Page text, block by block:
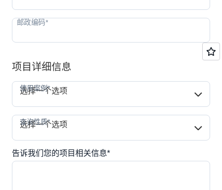
项目详细信息
使用案例*
选择一个选项
查询性质*
选择一个选项
告诉我们您的项目相关信息*